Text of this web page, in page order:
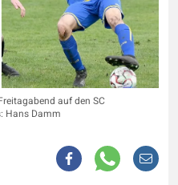
auf den SC
Hans Damm